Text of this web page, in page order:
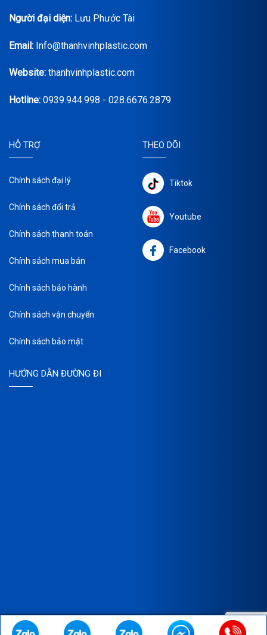
Người đại diện: Lưu Phước Tài
Email: Info@thanhvinhplastic.com
Website: thanhvinhplastic.com
Hotline: 0939.944.998 - 028.6676.2879
HỖ TRỢ
Chính sách đại lý
Chính sách đổi trả
Chính sách thanh toán
Chính sách mua bán
Chính sách bảo hành
Chính sách vận chuyển
Chính sách bảo mật
THEO DÕI
Tiktok
Youtube
Facebook
HƯỚNG DẪN ĐƯỜNG ĐI
Copyright © 2023 Bản quyền thuộc về CÔNG TY TNHH XNK SX